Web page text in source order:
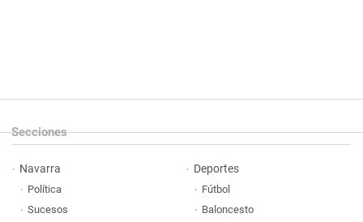
Secciones
Navarra
Política
Sucesos
Deportes
Fútbol
Baloncesto